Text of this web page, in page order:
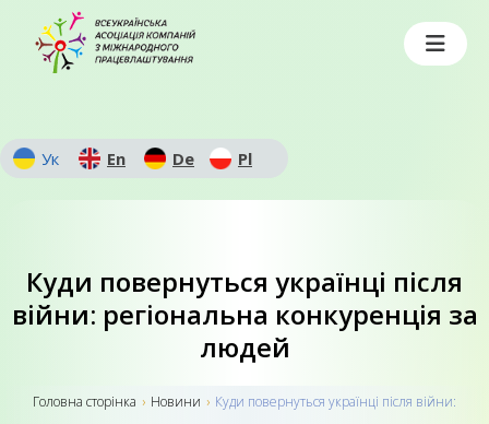
Ук En De Pl
Куди повернуться українці після
війни: регіональна конкуренція за
людей
Головна сторiнка › Новини › Куди повернуться українці після війни: